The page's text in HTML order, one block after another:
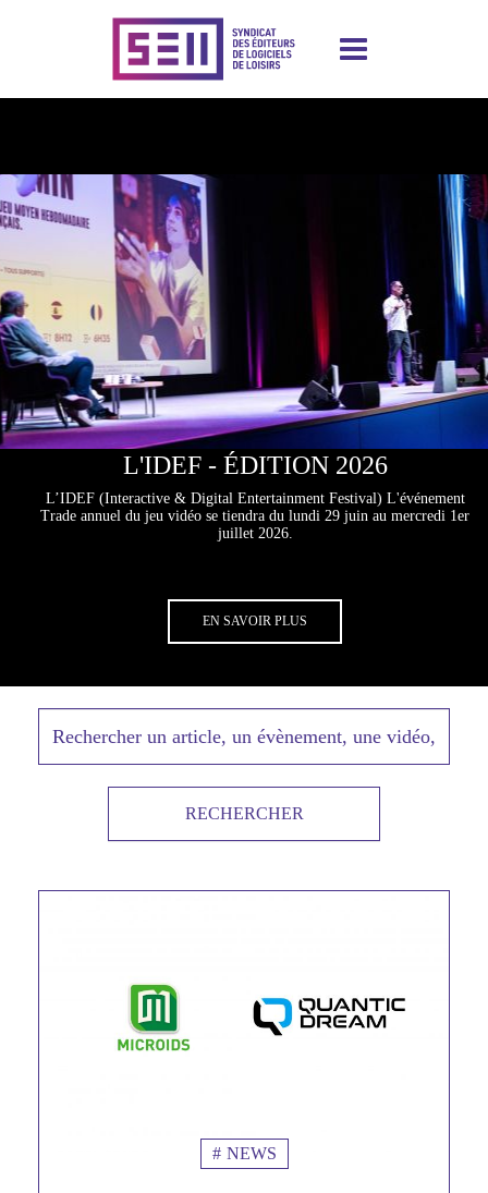
L'IDEF - ÉDITION 2026
L’IDEF (Interactive & Digital Entertainment Festival) L'événement
Trade annuel du jeu vidéo se tiendra du lundi 29 juin au mercredi 1er
juillet 2026.
EN SAVOIR PLUS
Image
NEWS